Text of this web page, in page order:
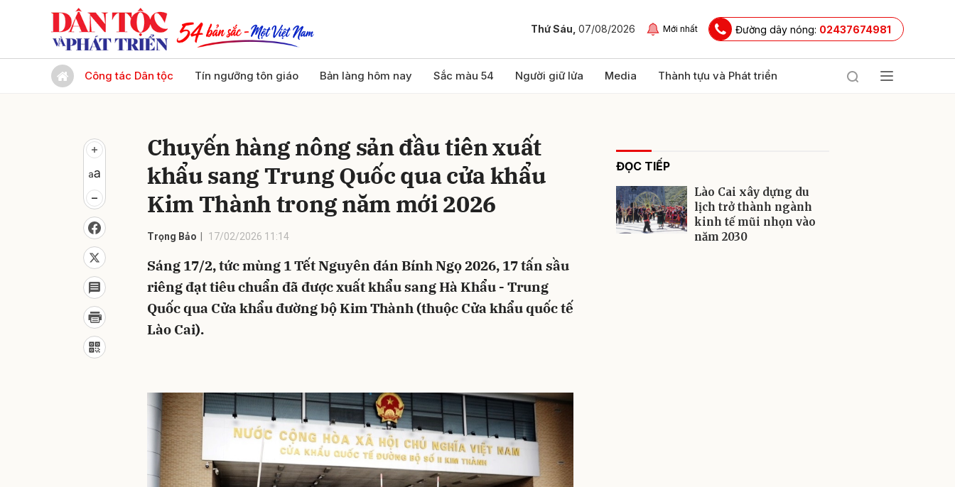
Thứ Sáu, 07/08/2026 Mới nhất Đường dây nóng: 02437674981
Công tác Dân tộc Tín ngưỡng tôn giáo Bản làng hôm nay Sắc màu 54 Người giữ lửa Media Thành tựu và Phát triển
Chuyến hàng nông sản đầu tiên xuất
khẩu sang Trung Quốc qua cửa khẩu
Kim Thành trong năm mới 2026
Trọng Bảo 17/02/2026 11:14
Sáng 17/2, tức mùng 1 Tết Nguyên đán Bính Ngọ 2026, 17 tấn sầu
riêng đạt tiêu chuẩn đã được xuất khẩu sang Hà Khẩu - Trung
Quốc qua Cửa khẩu đường bộ Kim Thành (thuộc Cửa khẩu quốc tế
Lào Cai).
ĐỌC TIẾP
Lào Cai xây dựng du
lịch trở thành ngành
kinh tế mũi nhọn vào
năm 2030
Gửi bình luận
Gửi